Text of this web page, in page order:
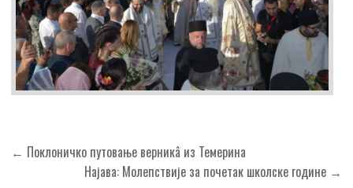
Кретање
чланка
← Поклоничко путовање верникâ из Темерина
Најава: Молепствије за почетак школске године →